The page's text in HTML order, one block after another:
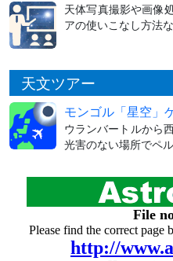
天体写真撮影や画像
アの使いこなし方法
天文ツアー
モンゴル「星空」
ウランバートルから
光害のない場所でペ